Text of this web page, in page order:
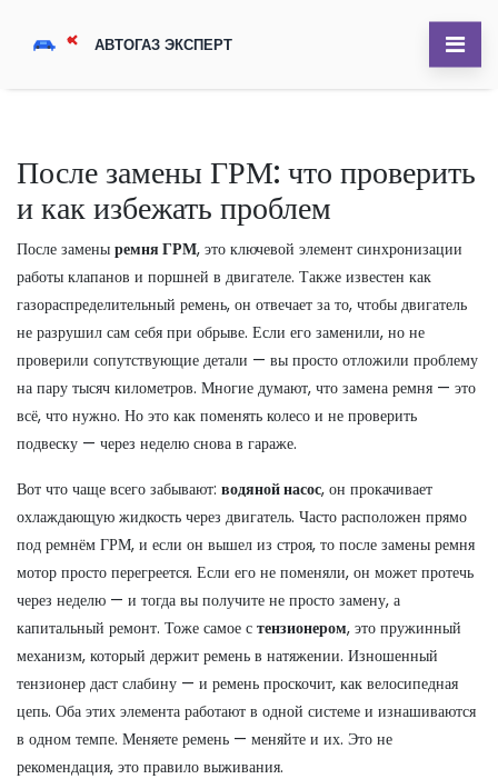
После замены ГРМ: что проверить
и как избежать проблем
После замены ремня ГРМ, это ключевой элемент синхронизации
работы клапанов и поршней в двигателе. Также известен как
газораспределительный ремень, он отвечает за то, чтобы двигатель
не разрушил сам себя при обрыве. Если его заменили, но не
проверили сопутствующие детали — вы просто отложили проблему
на пару тысяч километров. Многие думают, что замена ремня — это
всё, что нужно. Но это как поменять колесо и не проверить
подвеску — через неделю снова в гараже.
Вот что чаще всего забывают: водяной насос, он прокачивает
охлаждающую жидкость через двигатель. Часто расположен прямо
под ремнём ГРМ, и если он вышел из строя, то после замены ремня
мотор просто перегреется. Если его не поменяли, он может протечь
через неделю — и тогда вы получите не просто замену, а
капитальный ремонт. Тоже самое с тензионером, это пружинный
механизм, который держит ремень в натяжении. Изношенный
тензионер даст слабину — и ремень проскочит, как велосипедная
цепь. Оба этих элемента работают в одной системе и изнашиваются
в одном темпе. Меняете ремень — меняйте и их. Это не
рекомендация, это правило выживания.